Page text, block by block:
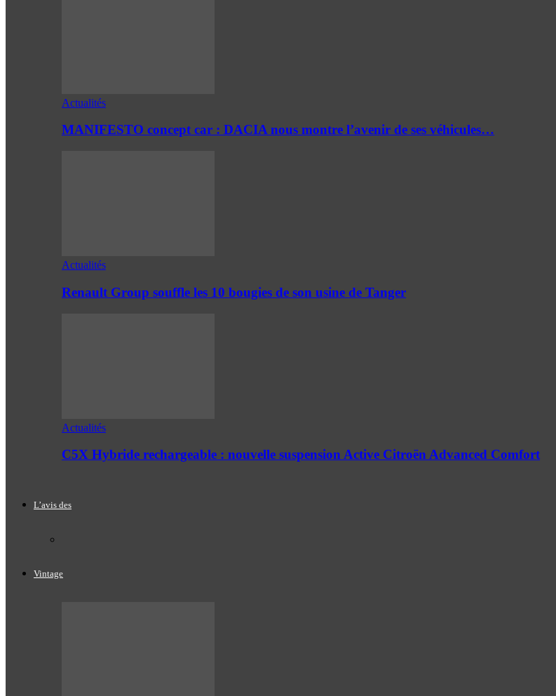
Actualités
MANIFESTO concept car : DACIA nous montre l’avenir de ses véhicules…
Actualités
Renault Group souffle les 10 bougies de son usine de Tanger
Actualités
C5X Hybride rechargeable : nouvelle suspension Active Citroën Advanced Comfort
L’avis des
Vintage